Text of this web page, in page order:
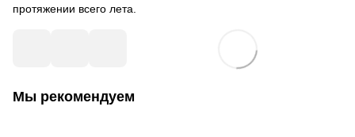
протяжении всего лета.
Мы рекомендуем